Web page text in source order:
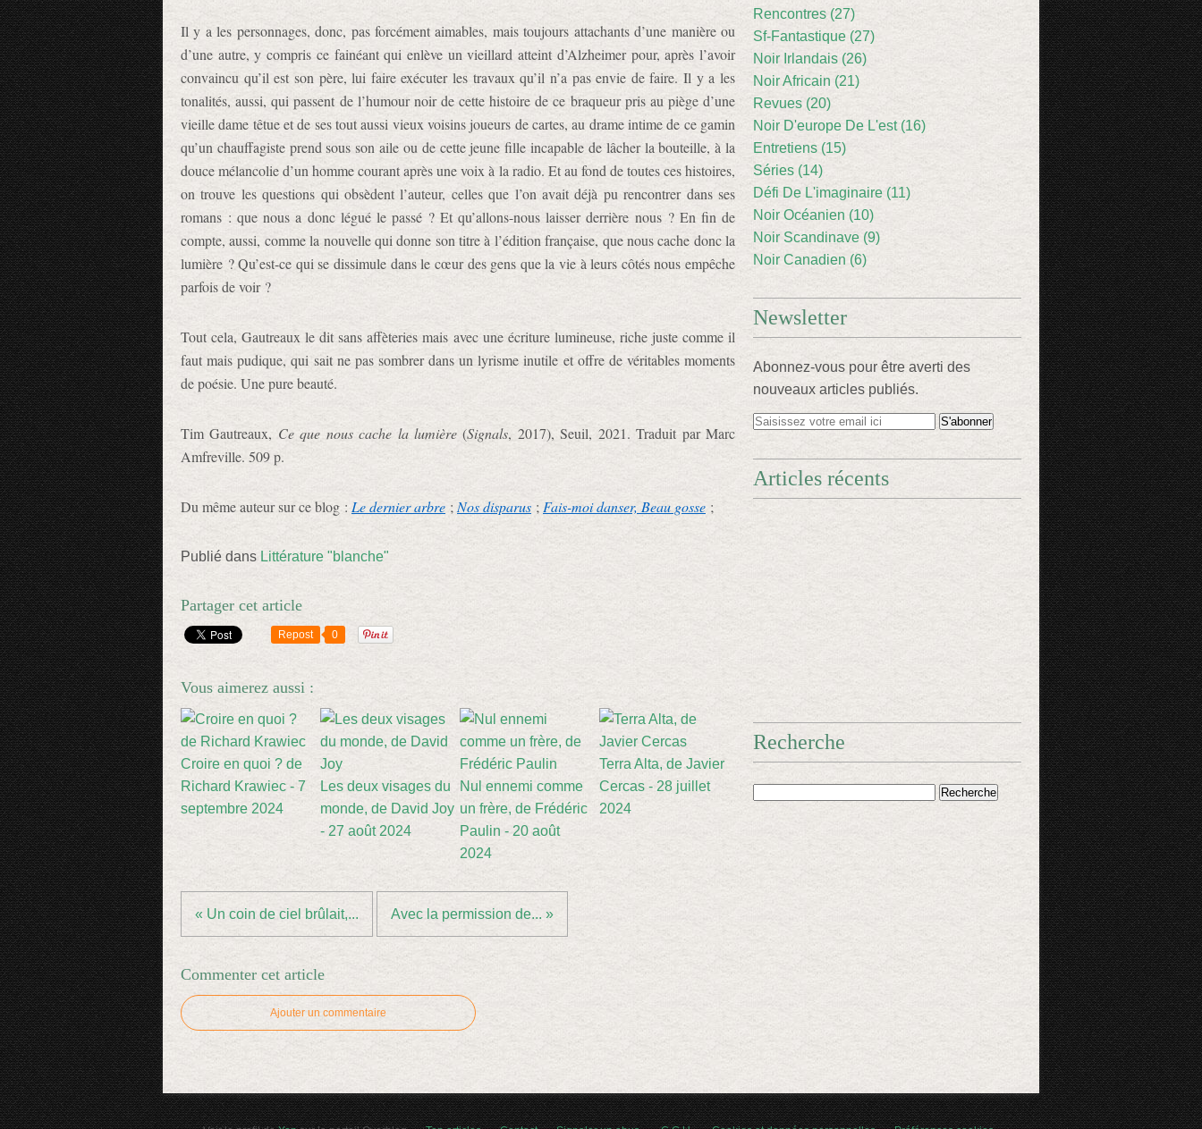
Il y a les personnages, donc, pas forcément aimables, mais toujours attachants d’une manière ou
d’une autre, y compris ce fainéant qui enlève un vieillard atteint d’Alzheimer pour, après l’avoir
convaincu qu’il est son père, lui faire exécuter les travaux qu’il n’a pas envie de faire. Il y a les
tonalités, aussi, qui passent de l’humour noir de cette histoire de ce braqueur pris au piège d’une
vieille dame têtue et de ses tout aussi vieux voisins joueurs de cartes, au drame intime de ce gamin
qu’un chauffagiste prend sous son aile ou de cette jeune fille incapable de lâcher la bouteille, à la
douce mélancolie d’un homme courant après une voix à la radio. Et au fond de toutes ces histoires,
on trouve les questions qui obsèdent l’auteur, celles que l’on avait déjà pu rencontrer dans ses
romans : que nous a donc légué le passé ? Et qu’allons-nous laisser derrière nous ? En fin de
compte, aussi, comme la nouvelle qui donne son titre à l’édition française, que nous cache donc la
lumière ? Qu’est-ce qui se dissimule dans le cœur des gens que la vie à leurs côtés nous empêche
parfois de voir ?
Tout cela, Gautreaux le dit sans affèteries mais avec une écriture lumineuse, riche juste comme il
faut mais pudique, qui sait ne pas sombrer dans un lyrisme inutile et offre de véritables moments
de poésie. Une pure beauté.
Tim Gautreaux, Ce que nous cache la lumière (Signals, 2017), Seuil, 2021. Traduit par Marc
Amfreville. 509 p.
Du même auteur sur ce blog : Le dernier arbre ; Nos disparus ; Fais-moi danser, Beau gosse ;
Publié dans Littérature "blanche"
Partager cet article
Repost 0
Vous aimerez aussi :
Croire en quoi ? de
Richard Krawiec - 7
septembre 2024
Les deux visages du
monde, de David Joy
- 27 août 2024
Nul ennemi comme
un frère, de Frédéric
Paulin - 20 août
2024
Terra Alta, de Javier
Cercas - 28 juillet
2024
« Un coin de ciel brûlait,... Avec la permission de... »
Commenter cet article
Ajouter un commentaire
Rencontres (27)
Sf-Fantastique (27)
Noir Irlandais (26)
Noir Africain (21)
Revues (20)
Noir D'europe De L'est (16)
Entretiens (15)
Séries (14)
Défi De L'imaginaire (11)
Noir Océanien (10)
Noir Scandinave (9)
Noir Canadien (6)
Newsletter
Abonnez-vous pour être averti des
nouveaux articles publiés.
Articles récents
Recherche